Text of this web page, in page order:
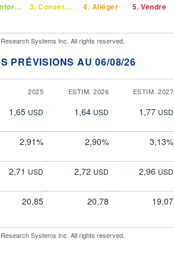
3. Conserver 4. Alléger 5. Vendre
Systems Inc. All rights reserved.
PRÉVISIONS AU 06/08/26
2025 ESTIM. 2026 ESTIM. 2027
1,65 USD 1,64 USD 1,77 USD
2,91% 2,90% 3,13%
2,71 USD 2,72 USD 2,96 USD
20,85 20,78 19,07
Systems Inc. All rights reserved.